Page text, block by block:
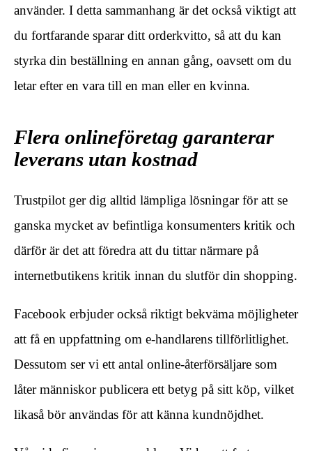
använder. I detta sammanhang är det också viktigt att
du fortfarande sparar ditt orderkvitto, så att du kan
styrka din beställning en annan gång, oavsett om du
letar efter en vara till en man eller en kvinna.
Flera onlineföretag garanterar
leverans utan kostnad
Trustpilot ger dig alltid lämpliga lösningar för att se
ganska mycket av befintliga konsumenters kritik och
därför är det att föredra att du tittar närmare på
internetbutikens kritik innan du slutför din shopping.
Facebook erbjuder också riktigt bekväma möjligheter
att få en uppfattning om e-handlarens tillförlitlighet.
Dessutom ser vi ett antal online-återförsäljare som
låter människor publicera ett betyg på sitt köp, vilket
likaså bör användas för att känna kundnöjdhet.